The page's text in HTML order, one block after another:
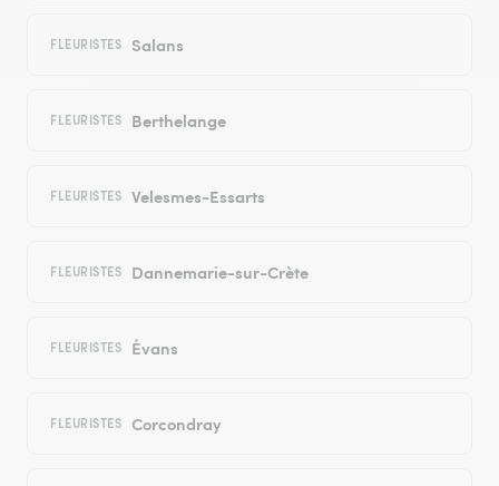
FLEURISTES Salans
FLEURISTES Berthelange
FLEURISTES Velesmes-Essarts
FLEURISTES Dannemarie-sur-Crète
FLEURISTES Évans
FLEURISTES Corcondray